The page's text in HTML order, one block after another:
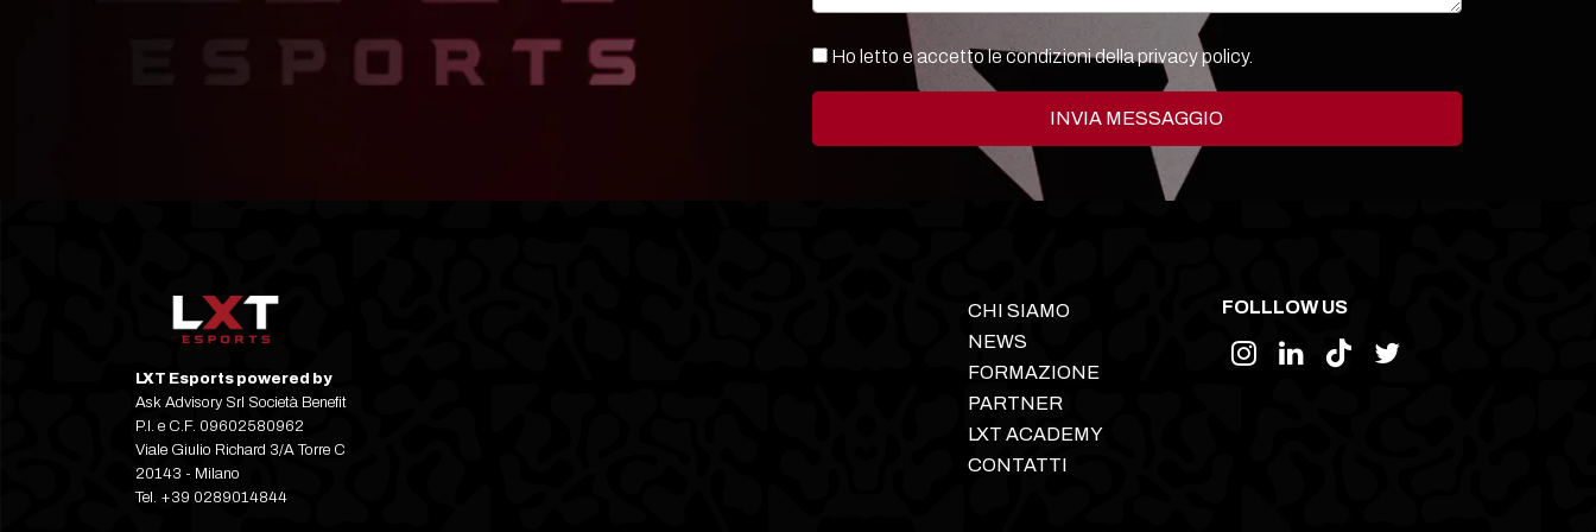
Ho letto e accetto le condizioni dellaprivacy policy.
INVIA MESSAGGIO
LXT Esports powered by
Ask Advisory Srl Società Benefit
P.I. e C.F. 09602580962
Viale Giulio Richard 3/A Torre C
20143 - Milano
Tel. +39 0289014844
CHI SIAMO
NEWS
FORMAZIONE
PARTNER
LXT ACADEMY
CONTATTI
FOLLLOW US